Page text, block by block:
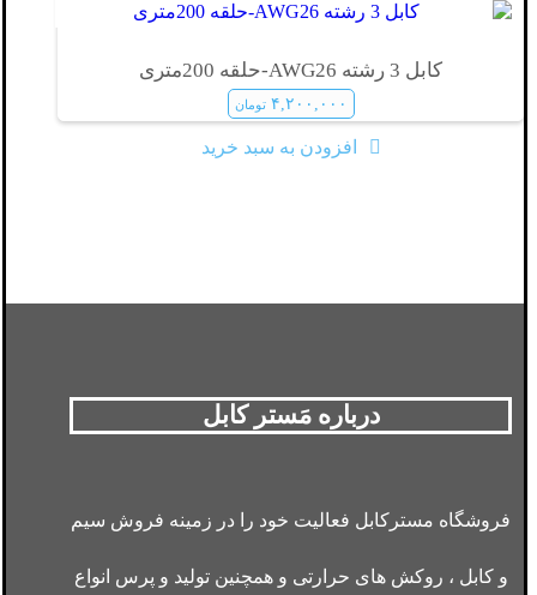
کابل 3 رشته AWG26-حلقه 200متری
۴,۲۰۰,۰۰۰ تومان
افزودن به سبد خرید
درباره مَستر کابل
فروشگاه مسترکابل فعالیت خود را در زمینه فروش سیم
و کابل ، روکش های حرارتی و همچنین تولید و پرس انواع